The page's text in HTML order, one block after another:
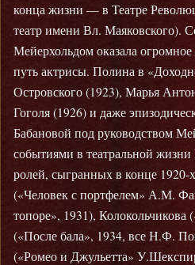
конца жизни — в Театре
театр имени Вл. Маяковского).
Мейерхольдом оказала
путь актрисы. Полина в
Островского (1923), Марья
Гоголя (1926) и даже
Бабановой под руководством
событиями в театральной
ролей, сыгранных в конце 1920-
(«Человек с портфелем» А.М.
топоре», 1931),
(«После бала», 1934, все Н.Ф.
(«Ромео и Джульетта»